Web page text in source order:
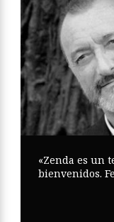
«Zenda es un
bienvenidos.